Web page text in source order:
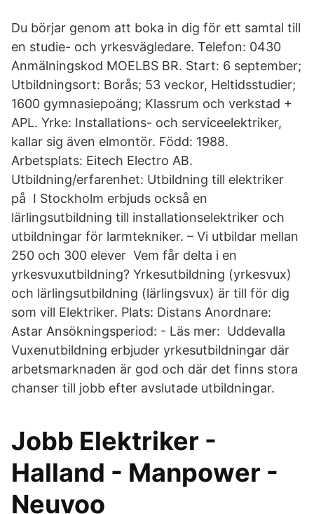
Du börjar genom att boka in dig för ett samtal till
en studie- och yrkesvägledare. Telefon: 0430
Anmälningskod MOELBS BR. Start: 6 september;
Utbildningsort: Borås; 53 veckor, Heltidsstudier;
1600 gymnasiepoäng; Klassrum och verkstad +
APL. Yrke: Installations- och serviceelektriker,
kallar sig även elmontör. Född: 1988.
Arbetsplats: Eitech Electro AB.
Utbildning/erfarenhet: Utbildning till elektriker
på I Stockholm erbjuds också en
lärlingsutbildning till installationselektriker och
utbildningar för larmtekniker. – Vi utbildar mellan
250 och 300 elever Vem får delta i en
yrkesvuxutbildning? Yrkesutbildning (yrkesvux)
och lärlingsutbildning (lärlingsvux) är till för dig
som vill Elektriker. Plats: Distans Anordnare:
Astar Ansökningsperiod: - Läs mer: Uddevalla
Vuxenutbildning erbjuder yrkesutbildningar där
arbetsmarknaden är god och där det finns stora
chanser till jobb efter avslutade utbildningar.
Jobb Elektriker -
Halland - Manpower -
Neuvoo